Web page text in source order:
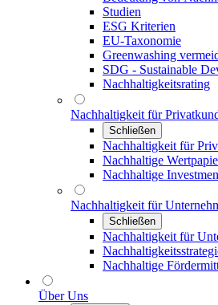
Studien
ESG Kriterien
EU-Taxonomie
Greenwashing
SDG - Sustainable
Nachhaltigkeitsrating
Nachhaltigkeit für
Schließen
Nachhaltigkeit für
Nachhaltige
Nachhaltige
Nachhaltigkeit für
Schließen
Nachhaltigkeit für
Nachhaltige
Über Uns